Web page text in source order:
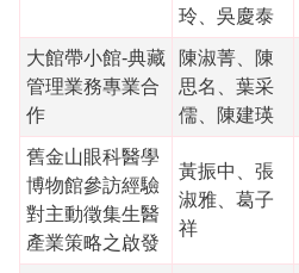
玲、吳慶泰
大館帶小館-典藏
管理業務專業合
作
陳淑菁、陳
思名、葉采
儒、陳建瑛
舊金山眼科醫學
博物館參訪經驗
對主動徵集生醫
產業策略之啟發
黃振中、張
淑雅、葛子
祥